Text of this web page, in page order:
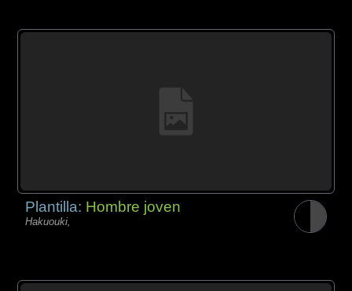
Plantilla: Hombre joven
Hakuouki,